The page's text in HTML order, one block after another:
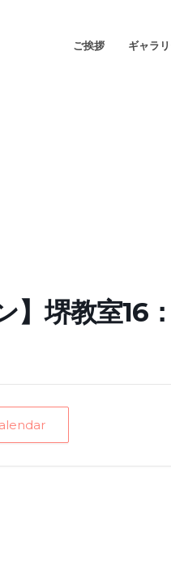
ご挨拶 ギャラ
】堺教室16